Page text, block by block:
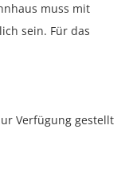
muss mit
sein. Für das
Verfügung gestellt